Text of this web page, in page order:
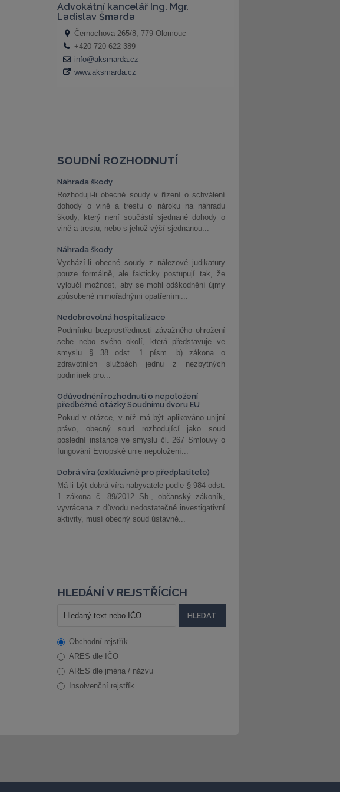
SOUDNÍ ROZHODNUTÍ
Náhrada škody
Rozhodují-li obecné soudy v řízení o schválení
dohody o vině a trestu o nároku na náhradu
škody, který není součástí sjednané dohody o
vině a trestu, nebo s jehož výší sjednanou...
Náhrada škody
Vychází-li obecné soudy z nálezové judikatury
pouze formálně, ale fakticky postupují tak, že
vyloučí možnost, aby se mohl odškodnění újmy
způsobené mimořádnými opatřeními...
Nedobrovolná hospitalizace
Podmínku bezprostřednosti závažného ohrožení
sebe nebo svého okolí, která představuje ve
smyslu § 38 odst. 1 písm. b) zákona o
zdravotních službách jednu z nezbytných
podmínek pro...
Odůvodnění rozhodnutí o nepoložení
předběžné otázky Soudnímu dvoru EU
Pokud v otázce, v níž má být aplikováno unijní
právo, obecný soud rozhodující jako soud
poslední instance ve smyslu čl. 267 Smlouvy o
fungování Evropské unie nepoložení...
Dobrá víra (exkluzivně pro předplatitele)
Má-li být dobrá víra nabyvatele podle § 984 odst.
1 zákona č. 89/2012 Sb., občanský zákoník,
vyvrácena z důvodu nedostatečné investigativní
aktivity, musí obecný soud ústavně...
HLEDÁNÍ V REJSTŘÍCÍCH
Obchodní rejstřík
ARES dle IČO
ARES dle jména / názvu
Insolvenční rejstřík